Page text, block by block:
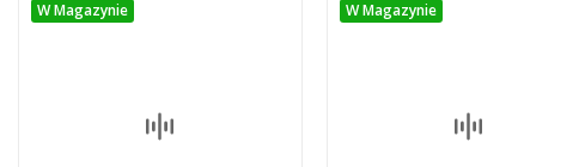
W Magazynie W Magazynie